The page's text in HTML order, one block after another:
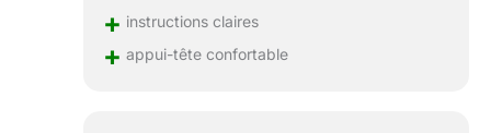
+ instructions claires
+ appui-tête confortable